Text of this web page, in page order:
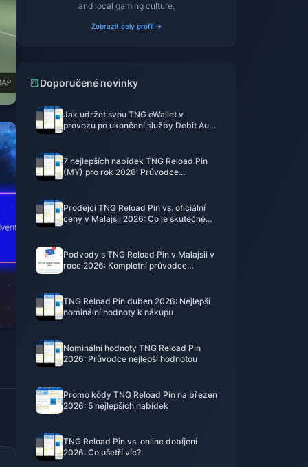
and local gaming culture.
Zobrazit celý profil →
Doporučené novinky
Jak udržet svou TNG eWallet v
provozu po ukončení služby Debit Auto
7 nejlepších nabídek TNG Reload Pin
(MY) pro rok 2026: Průvodce
Prodejci TNG Reload Pin vs. oficiální
ceny v Malajsii 2026: Co je skutečně
Podvody s TNG Reload Pin v Malajsii v
roce 2026: Kompletní průvodce
TNG Reload Pin duben 2026: Nejlepší
nominální hodnoty k nákupu
Nominální hodnoty TNG Reload Pin
2026: Průvodce nejlepší hodnotou
Promo kódy TNG Reload Pin na březen
2026: 5 nejlepších nabídek
TNG Reload Pin vs. online dobíjení
2026: Co ušetří víc?